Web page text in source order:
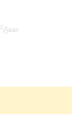
2/jaar